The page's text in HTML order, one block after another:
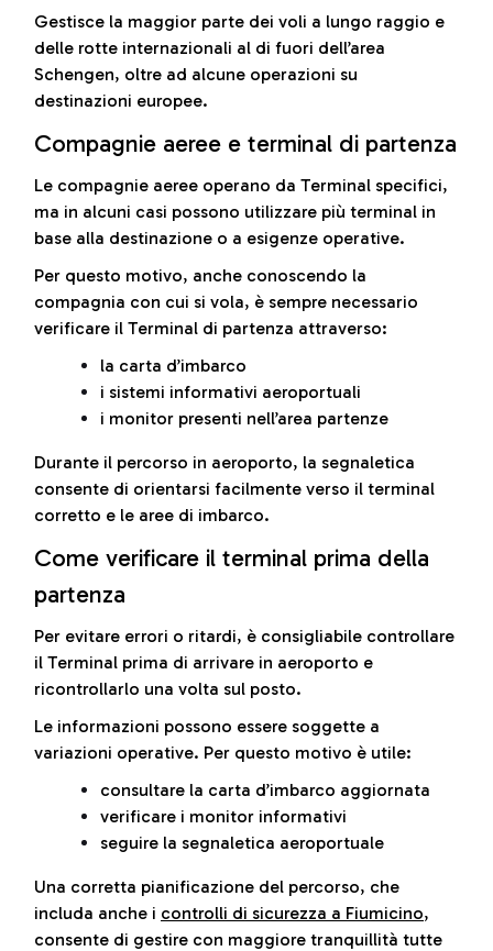
Gestisce la maggior parte dei voli a lungo raggio e
delle rotte internazionali al di fuori dell’area
Schengen, oltre ad alcune operazioni su
destinazioni europee.
Compagnie aeree e terminal di partenza
Le compagnie aeree operano da Terminal specifici,
ma in alcuni casi possono utilizzare più terminal in
base alla destinazione o a esigenze operative.
Per questo motivo, anche conoscendo la
compagnia con cui si vola, è sempre necessario
verificare il Terminal di partenza attraverso:
la carta d’imbarco
i sistemi informativi aeroportuali
i monitor presenti nell’area partenze
Durante il percorso in aeroporto, la segnaletica
consente di orientarsi facilmente verso il terminal
corretto e le aree di imbarco.
Come verificare il terminal prima della
partenza
Per evitare errori o ritardi, è consigliabile controllare
il Terminal prima di arrivare in aeroporto e
ricontrollarlo una volta sul posto.
Le informazioni possono essere soggette a
variazioni operative. Per questo motivo è utile:
consultare la carta d’imbarco aggiornata
verificare i monitor informativi
seguire la segnaletica aeroportuale
Una corretta pianificazione del percorso, che
includa anche i controlli di sicurezza a Fiumicino,
consente di gestire con maggiore tranquillità tutte